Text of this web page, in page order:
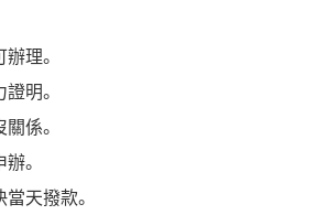
理。
明。
係。
。
天撥款。